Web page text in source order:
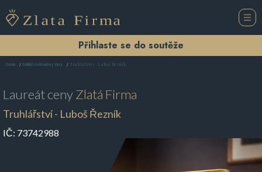
Přihlaste se do soutěže
Domů Truhlářství Karlovy Vary Truhlářství - Luboš Řezník
Laureát cenyZlatá Firma
Truhlářství - Luboš Řezník
IČ: 73742988